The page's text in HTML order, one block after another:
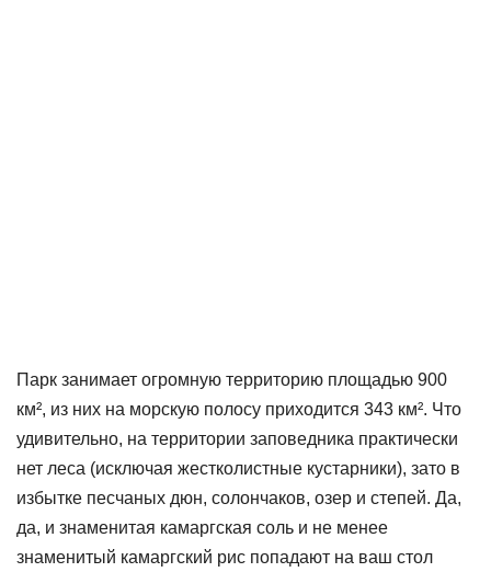
Парк занимает огромную территорию площадью 900
км², из них на морскую полосу приходится 343 км². Что
удивительно, на территории заповедника практически
нет леса (исключая жестколистные кустарники), зато в
избытке песчаных дюн, солончаков, озер и степей. Да,
да, и знаменитая камаргская соль и не менее
знаменитый камаргский рис попадают на ваш стол